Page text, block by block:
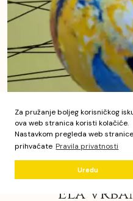
Za pružanje boljeg korisničkog
ova web stranica koristi kolačiće.
Nastavkom pregleda web stranice
prihvaćate Pravila privatnosti
Uredu
Ela